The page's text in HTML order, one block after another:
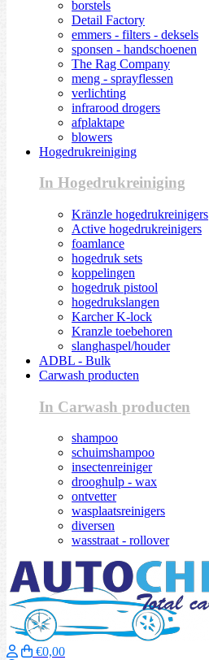
borstels
Detail Factory
emmers - filters - deksels
sponsen - handschoenen
The Rag Company
meng - sprayflessen
verlichting
infrarood drogers
afplaktape
blowers
Hogedrukreiniging
In Hogedrukreiniging
Kränzle hogedrukreinigers
Active hogedrukreinigers
foamlance
hogedruk sets
koppelingen
hogedruk pistool
hogedrukslangen
Karcher K-lock
Kranzle toebehoren
slanghaspel/houder
ADBL - Bulk
Carwash producten
In Carwash producten
shampoo
schuimshampoo
insectenreiniger
drooghulp - wax
ontvetter
wasplaatsreinigers
diversen
wasstraat - rollover
€0,00